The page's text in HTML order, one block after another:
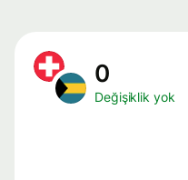
0
Değişiklik yok